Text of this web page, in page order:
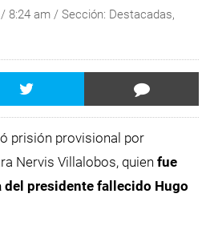
8:24 am / Sección: Destacadas,
prisión provisional por
Nervis Villalobos, quien fue
presidente fallecido Hugo